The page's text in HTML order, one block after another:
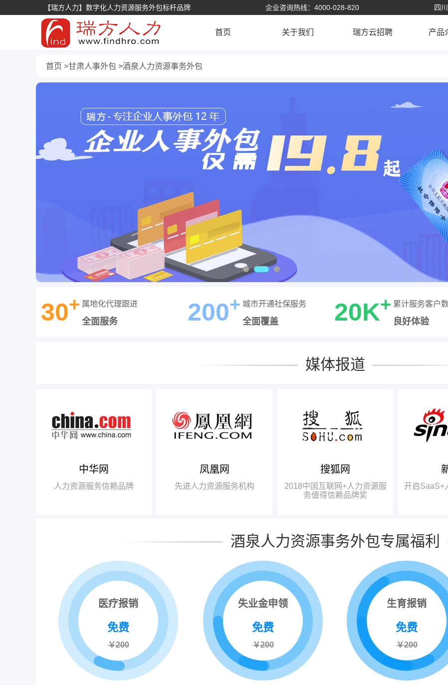
【瑞方人力】数字化人力资源服务外包标杆品牌 企业咨询热线：4000-028-820 四
首页 关于我们 瑞方云招聘 产品
首页 甘肃人事外包 酒泉人力资源事务外包
30+ 属地化代理跟进
全面服务 200+ 城市开通社保服务
全面覆盖 20K+ 累计服务客户
良好体验
媒体报道
中华网
人力资源服务信赖品牌
【腾讯】“2018中国互联网
+行业领军企业奖”
【瑞方】“2018中国互联网
凤凰网
先进人力资源服务机构
龚晓鸥：成都有大量的高校、
研究机构，具备强大的智力基础，
完全有条件在政府的牵头下，打造
出更好的、四川本土的人力资源服
搜狐网
2018中国互联网+人力资源服
务值得信赖品牌奖
瑞方人力获
一奖项
力资源服务值
开启SaaS+
酒泉人力资源事务外包专属福利
医疗报销
免费
￥200
失业金申领
免费
￥200
生育报销
免费
￥200